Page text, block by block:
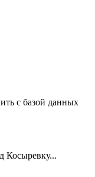
с базой данных
Косыревку...